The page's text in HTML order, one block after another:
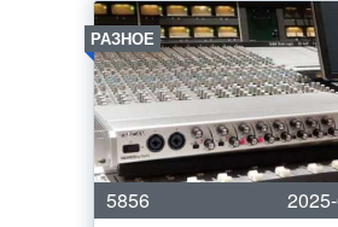
РАЗНОЕ
5856